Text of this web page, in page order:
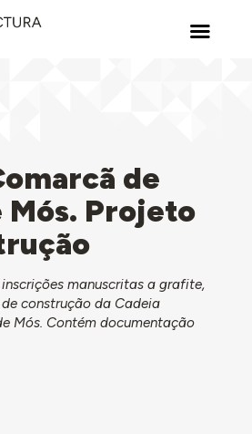
de
Mós. Projeto
manuscritas a grafite,
construção da Cadeia
Mós. Contém documentação